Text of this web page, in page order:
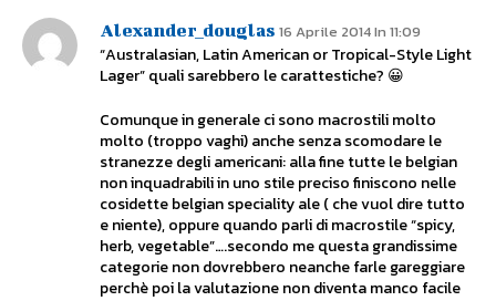
Alexander_douglas 16 Aprile 2014 In 11:09
“Australasian, Latin American or Tropical-Style Light
Lager” quali sarebbero le carattestiche? 😀
Comunque in generale ci sono macrostili molto
molto (troppo vaghi) anche senza scomodare le
stranezze degli americani: alla fine tutte le belgian
non inquadrabili in uno stile preciso finiscono nelle
cosidette belgian speciality ale ( che vuol dire tutto
e niente), oppure quando parli di macrostile “spicy,
herb, vegetable”….secondo me questa grandissime
categorie non dovrebbero neanche farle gareggiare
perchè poi la valutazione non diventa manco facile